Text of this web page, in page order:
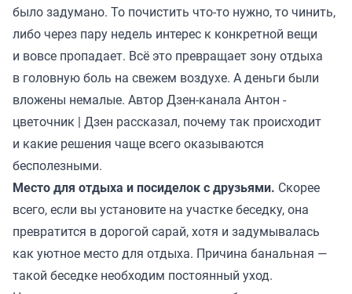
было задумано. То почистить что-то нужно, то чинить,
либо через пару недель интерес к конкретной вещи
и вовсе пропадает. Всё это превращает зону отдыха
в головную боль на свежем воздухе. А деньги были
вложены немалые. Автор Дзен-канала Антон -
цветочник | Дзен рассказал, почему так происходит
и какие решения чаще всего оказываются
бесполезными.
Место для отдыха и посиделок с друзьями. Скорее
всего, если вы установите на участке беседку, она
превратится в дорогой сарай, хотя и задумывалась
как уютное место для отдыха. Причина банальная —
такой беседке необходим постоянный уход.